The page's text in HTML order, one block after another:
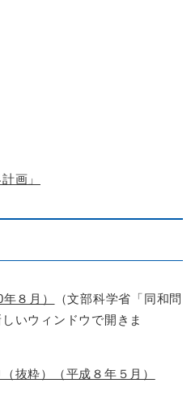
画」
８月）
（文部科学省「同和問
いウィンドウで開きま
抜粋）（平成８年５月）